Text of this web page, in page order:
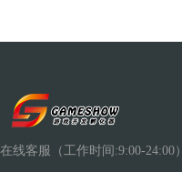
在线客服（工作时间:9:00-24:00）